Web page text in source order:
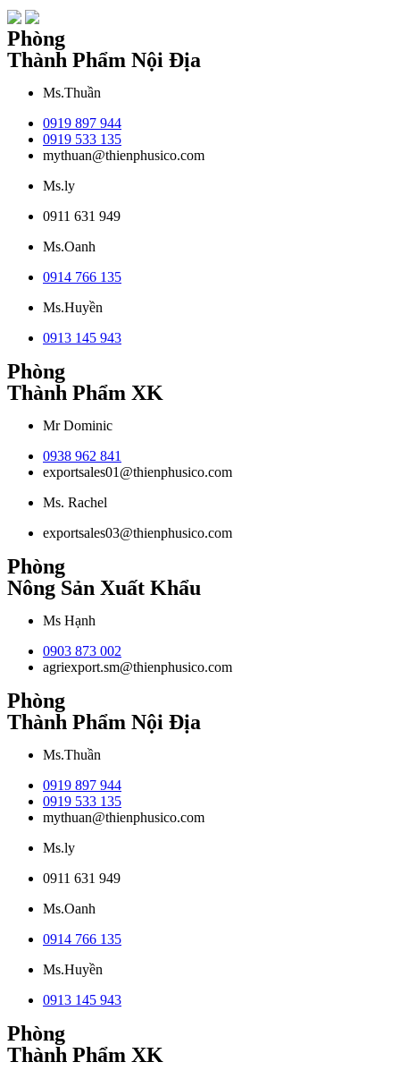
Phòng
Thành Phẩm Nội Địa
Ms.Thuần
0919 897 944
0919 533 135
mythuan@thienphusico.com
Ms.ly
0911 631 949
Ms.Oanh
0914 766 135
Ms.Huyền
0913 145 943
Phòng
Thành Phẩm XK
Mr Dominic
0938 962 841
exportsales01@thienphusico.com
Ms. Rachel
exportsales03@thienphusico.com
Phòng
Nông Sản Xuất Khẩu
Ms Hạnh
0903 873 002
agriexport.sm@thienphusico.com
Phòng
Thành Phẩm Nội Địa
Ms.Thuần
0919 897 944
0919 533 135
mythuan@thienphusico.com
Ms.ly
0911 631 949
Ms.Oanh
0914 766 135
Ms.Huyền
0913 145 943
Phòng
Thành Phẩm XK